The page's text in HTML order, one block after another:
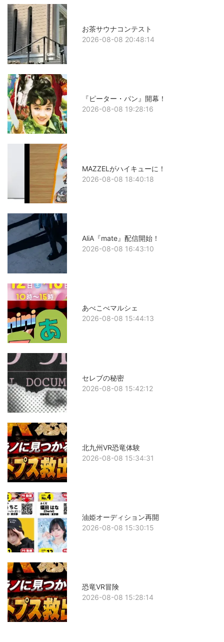
お茶サウナコンテスト
2026-08-08 20:48:14
『ピーター・パン』開幕！
2026-08-08 19:28:16
MAZZELがハイキューに！
2026-08-08 18:40:18
AliA『mate』配信開始！
2026-08-08 16:43:10
あべこべマルシェ
2026-08-08 15:44:13
セレブの秘密
2026-08-08 15:42:12
北九州VR恐竜体験
2026-08-08 15:34:31
油姫オーディション再開
2026-08-08 15:30:15
恐竜VR冒険
2026-08-08 15:28:14